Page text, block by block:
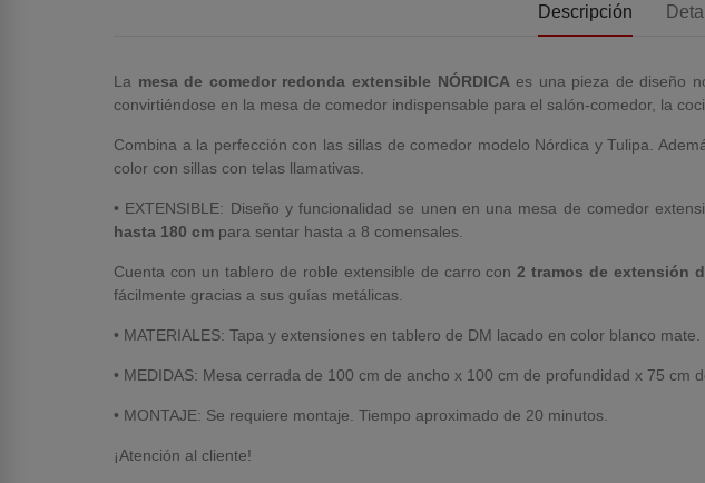
Descripción
La mesa de comedor redonda extensible NÓRDICA es una pieza de diseño
convirtiéndose en la mesa de comedor indispensable para el salón-comedor, la
Combina a la perfección con las sillas de comedor modelo Nórdica y Tulipa.
color con sillas con telas llamativas.
• EXTENSIBLE: Diseño y funcionalidad se unen en una mesa de comedor
hasta 180 cm para sentar hasta a 8 comensales.
Cuenta con un tablero de roble extensible de carro con2 tramos de extensión
fácilmente gracias a sus guías metálicas.
• MATERIALES: Tapa y extensiones en tablero de DM lacado en color blanco
• MEDIDAS: Mesa cerrada de 100 cm de ancho x 100 cm de profundidad x 75 cm
• MONTAJE: Se requiere montaje. Tiempo aproximado de 20 minutos.
¡Atención al cliente!